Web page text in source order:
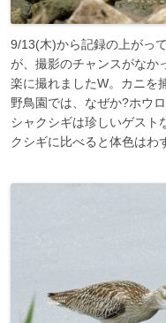
9/13(木)から記録の上がっ
が、撮影のチャンスがなか
楽に撮れましたW。カニを
野鳥園では、なぜか?ホウ
シャクシギは珍しいゲスト
クシギに比べると体色はわ